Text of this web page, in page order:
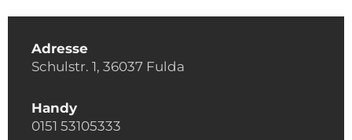
Adresse
Schulstr. 1, 36037 Fulda
Handy
0151 53105333